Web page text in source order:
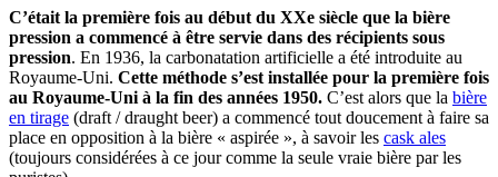
C’était la première fois au début du XXe siècle que la bière
pression a commencé à être servie dans des récipients sous
pression. En 1936, la carbonatation artificielle a été introduite au
Royaume-Uni. Cette méthode s’est installée pour la première fois
au Royaume-Uni à la fin des années 1950. C’est alors que la bière
en tirage (draft / draught beer) a commencé tout doucement à faire sa
place en opposition à la bière « aspirée », à savoir les cask ales
(toujours considérées à ce jour comme la seule vraie bière par les